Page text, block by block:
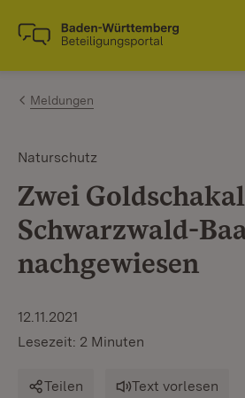
Zum Inhalt springen
Link zur Startseite
Meldungen
Naturschutz
Zwei
Schwarzwald-
nachgewiesen
12.11.2021
Lesezeit: 2 Minuten
Teilen Text vorlesen